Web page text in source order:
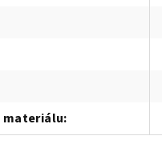
materiálu: